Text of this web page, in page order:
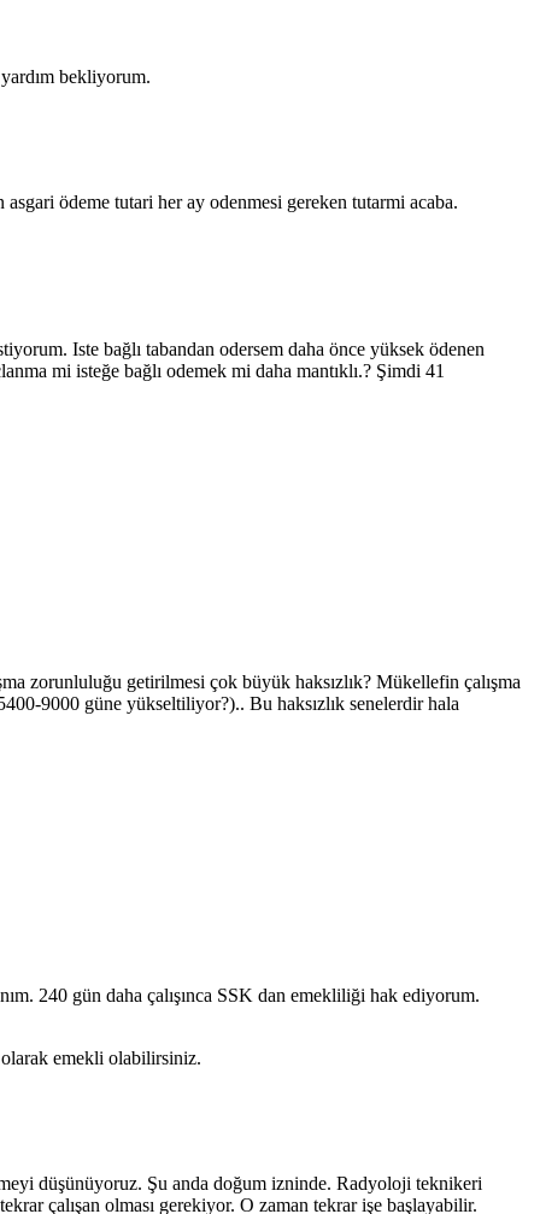
bekliyorum.
ödeme tutari her ay odenmesi gereken tutarmi acaba.
Iste bağlı tabandan odersem daha önce yüksek ödenen
mi isteğe bağlı odemek mi daha mantıklı.? Şimdi 41
zorunluluğu getirilmesi çok büyük haksızlık? Mükellefin çalışma
9000 güne yükseltiliyor?).. Bu haksızlık senelerdir hala
240 gün daha çalışınca SSK dan emekliliği hak ediyorum.
emekli olabilirsiniz.
düşünüyoruz. Şu anda doğum izninde. Radyoloji teknikeri
çalışan olması gerekiyor. O zaman tekrar işe başlayabilir.